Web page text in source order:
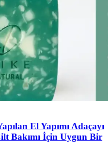
El Yapımı Adaçayı
Bakımı İçin Uygun Bir